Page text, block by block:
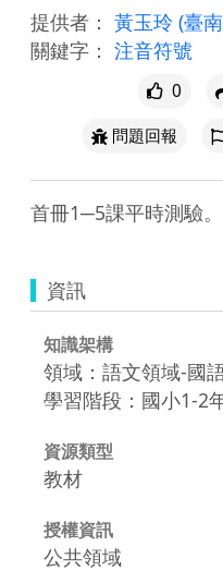
提供者： 黃玉玲 (臺
關鍵字： 注音符號
0
問題回報
首冊1─5課平時測驗。
資訊
知識架構
領域：語文領域-國
學習階段：國小1-2
資源類型
教材
授權資訊
公共領域